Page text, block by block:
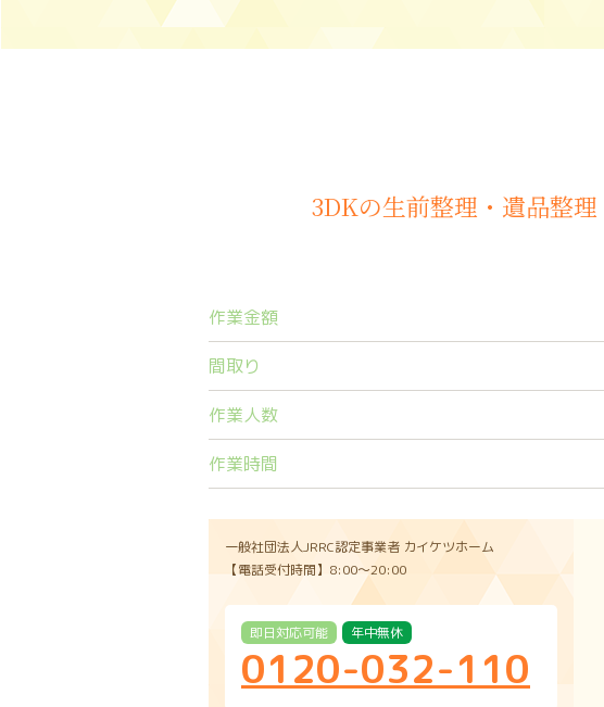
3DKの生前整理・遺品整理
作業金額
間取り
作業人数
作業時間
一般社団法人JRRC認定事業者 カイケツホーム
【電話受付時間】8:00〜20:00
即日対応可能 年中無休
0120-032-110